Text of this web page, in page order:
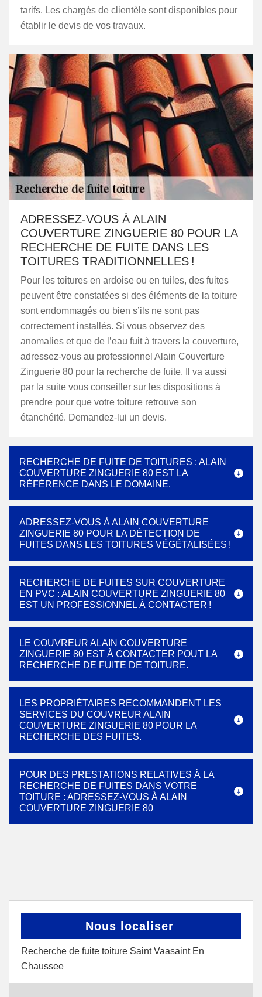
tarifs. Les chargés de clientèle sont disponibles pour
établir le devis de vos travaux.
ADRESSEZ-VOUS À ALAIN
COUVERTURE ZINGUERIE 80 POUR LA
RECHERCHE DE FUITE DANS LES
TOITURES TRADITIONNELLES !
Pour les toitures en ardoise ou en tuiles, des fuites
peuvent être constatées si des éléments de la toiture
sont endommagés ou bien s’ils ne sont pas
correctement installés. Si vous observez des
anomalies et que de l’eau fuit à travers la couverture,
adressez-vous au professionnel Alain Couverture
Zinguerie 80 pour la recherche de fuite. Il va aussi
par la suite vous conseiller sur les dispositions à
prendre pour que votre toiture retrouve son
étanchéité. Demandez-lui un devis.
RECHERCHE DE FUITE DE TOITURES : ALAIN
COUVERTURE ZINGUERIE 80 EST LA
RÉFÉRENCE DANS LE DOMAINE.
ADRESSEZ-VOUS À ALAIN COUVERTURE
ZINGUERIE 80 POUR LA DÉTECTION DE
FUITES DANS LES TOITURES VÉGÉTALISÉES !
RECHERCHE DE FUITES SUR COUVERTURE
EN PVC : ALAIN COUVERTURE ZINGUERIE 80
EST UN PROFESSIONNEL À CONTACTER !
LE COUVREUR ALAIN COUVERTURE
ZINGUERIE 80 EST À CONTACTER POUT LA
RECHERCHE DE FUITE DE TOITURE.
LES PROPRIÉTAIRES RECOMMANDENT LES
SERVICES DU COUVREUR ALAIN
COUVERTURE ZINGUERIE 80 POUR LA
RECHERCHE DES FUITES.
POUR DES PRESTATIONS RELATIVES À LA
RECHERCHE DE FUITES DANS VOTRE
TOITURE : ADRESSEZ-VOUS À ALAIN
COUVERTURE ZINGUERIE 80
Nous localiser
Recherche de fuite toiture Saint Vaasaint En
Chaussee